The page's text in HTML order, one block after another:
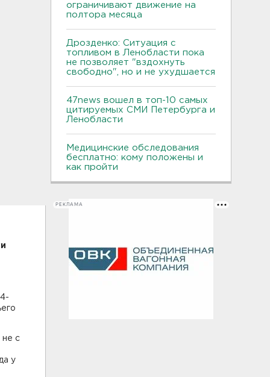
не с
у
ограничивают движение на
полтора месяца
Дрозденко: Ситуация с
топливом в Ленобласти пока
не позволяет "вздохнуть
свободно", но и не ухудшается
47news вошел в топ-10 самых
цитируемых СМИ Петербурга и
Ленобласти
Медицинские обследования
бесплатно: кому положены и
как пройти
РЕКЛАМА